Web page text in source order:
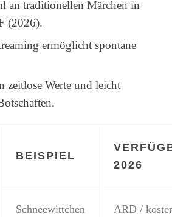
an traditionellen Märchen in
(2026).
ermöglicht spontane
zeitlose Werte und leicht
BEISPIEL
2026
Schneewittchen ARD /